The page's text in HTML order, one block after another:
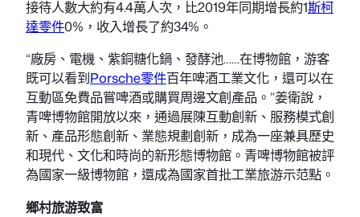
接待人數大約有4.4萬人次，比2019年同期增長約1斯柯
達零件0%，收入增長了約34%。
“廠房、電機、紫銅糖化鍋、發酵池……在博物館，游客
既可以看到Porsche零件百年啤酒工業文化，還可以在
互動區免費品嘗啤酒或購買周邊文創產品。”姜衛說，
青啤博物館開放以來，通過展陳互動創新、服務模式創
新、產品形態創新、業態規劃創新，成為一座兼具歷史
和現代、文化和時尚的新形態博物館。青啤博物館被評
為國家一級博物館，還成為國家首批工業旅游示范點。
鄉村旅游致富